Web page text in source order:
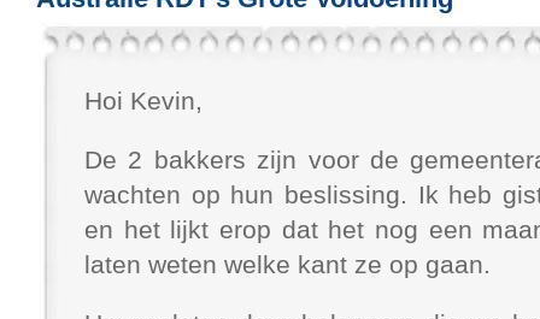
Hoi Kevin,
De 2 bakkers zijn voor de
wachten op hun beslissing. Ik heb
en het lijkt erop dat het nog een
laten weten welke kant ze op gaan.